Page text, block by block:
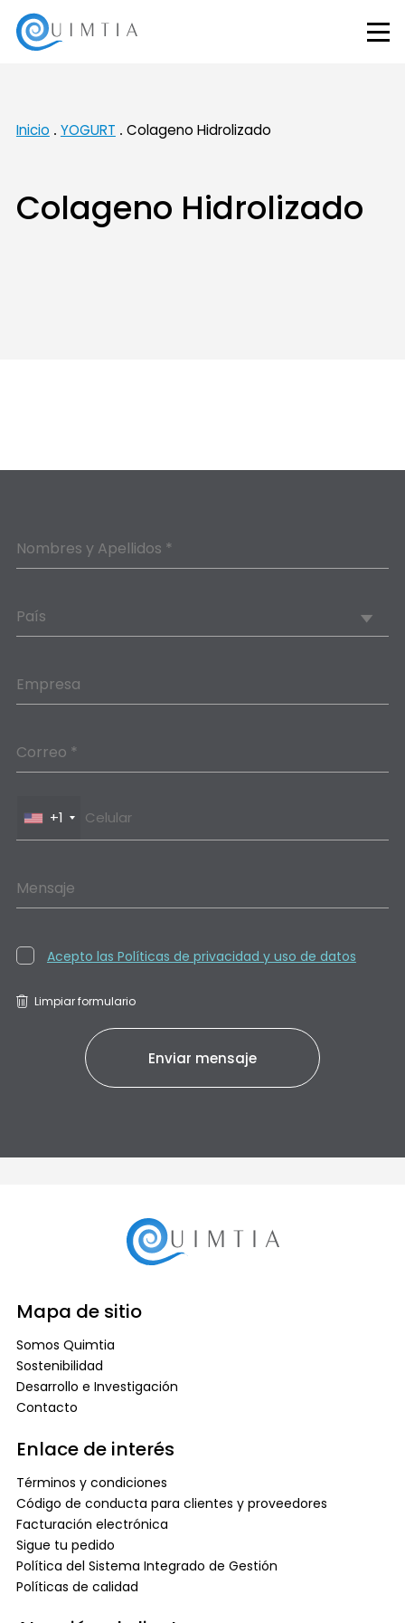
Inicio YOGURT Colageno Hidrolizado
Colageno Hidrolizado
Nombres y Apellidos *
País
Empresa
Correo *
+1
Mensaje
Acepto las Políticas de privacidad y uso de datos
Limpiar formulario
Mapa de sitio
Somos Quimtia
Sostenibilidad
Desarrollo e Investigación
Contacto
Enlace de interés
Términos y condiciones
Código de conducta para clientes y proveedores
Facturación electrónica
Sigue tu pedido
Política del Sistema Integrado de Gestión
Políticas de calidad